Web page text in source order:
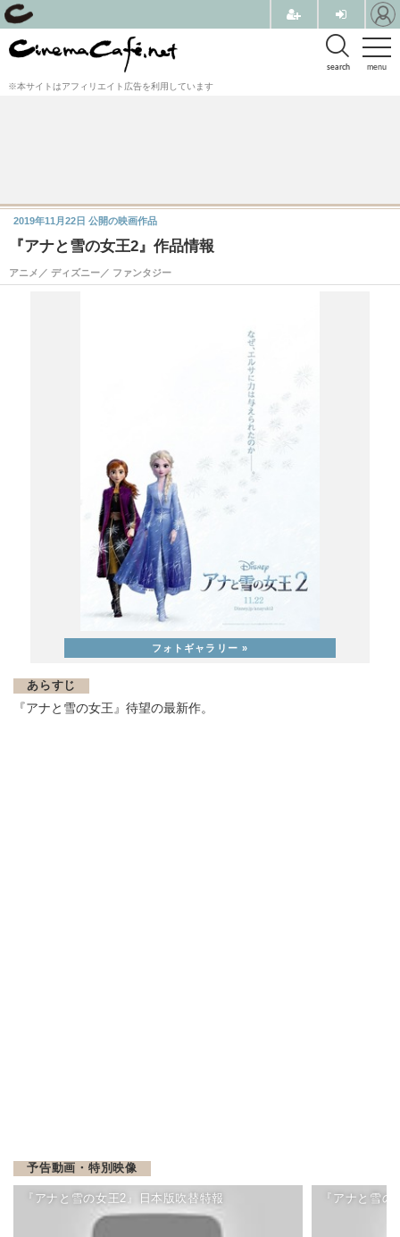
menu
search
※本サイトはアフィリエイト広告を利用しています
『アナと雪の女王2』作品情報
アニメ／ ディズニー／ ファンタジー
2019年11月22日 公開の映画作品
あらすじ
『アナと雪の女王』待望の最新作。
予告動画・特別映像
『アナと雪の女王2』日本版吹替特報 『アナと雪